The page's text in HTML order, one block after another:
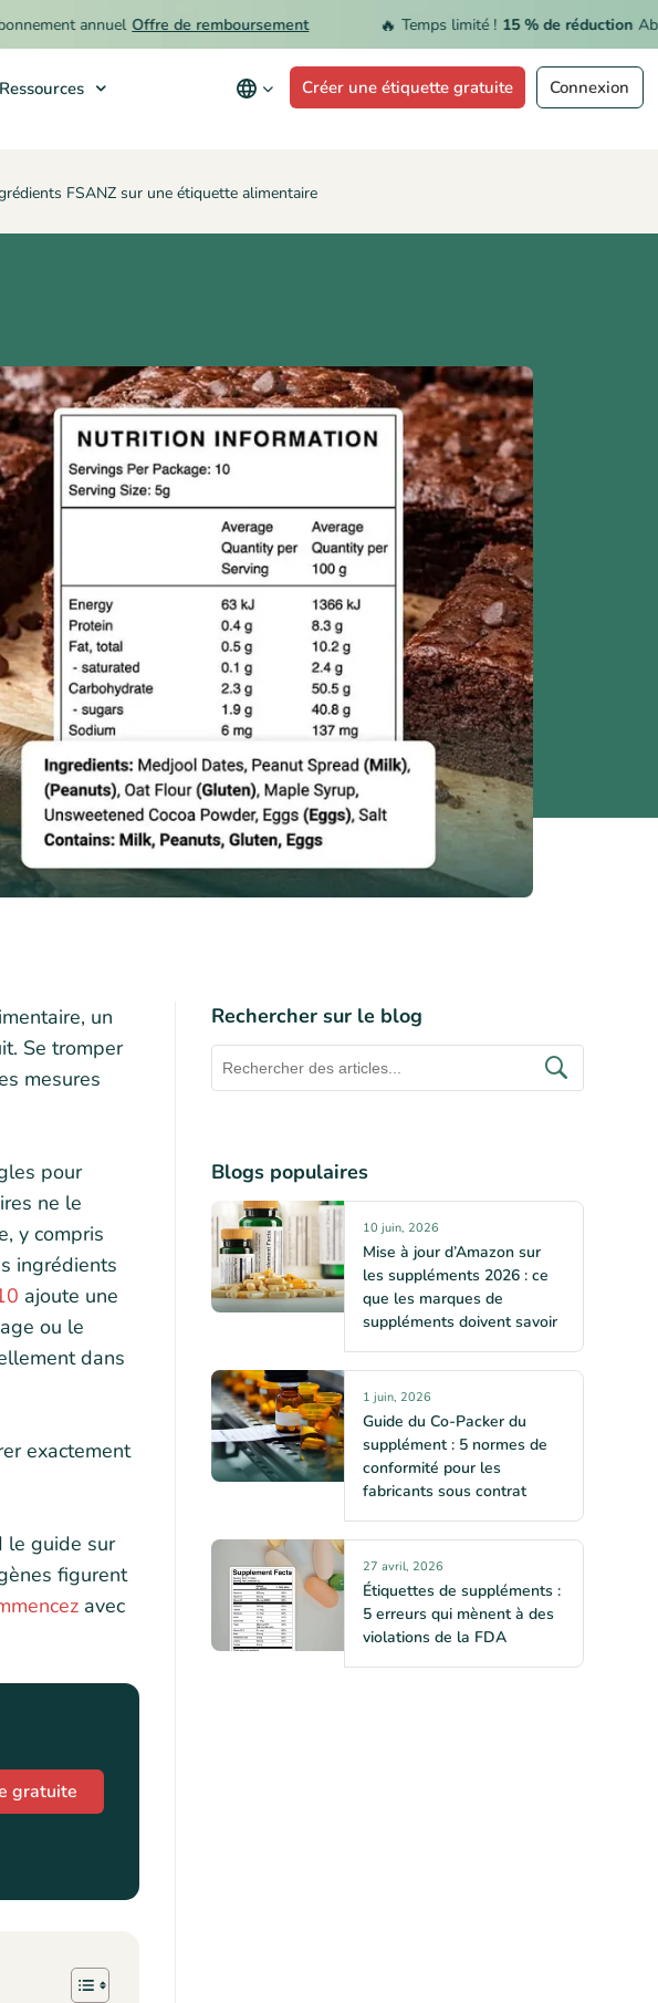
annuel Offre de remboursement Temps limité ! 15 % de réduction
Ressources Créer une étiquette gratuite Connexion
FSANZ sur une étiquette alimentaire
un
Se tromper
mesures
pour
ne le
y compris
ingrédients
ajoute une
ou le
dans
exactement
le guide sur
figurent
avec
gratuite
Rechercher sur le blog
Blogs populaires
10 juin, 2026
Mise à jour d’Amazon sur
les suppléments 2026 : ce
que les marques de
suppléments doivent savoir
1 juin, 2026
Guide du Co-Packer du
supplément : 5 normes de
conformité pour les
fabricants sous contrat
27 avril, 2026
Étiquettes de suppléments :
5 erreurs qui mènent à des
violations de la FDA